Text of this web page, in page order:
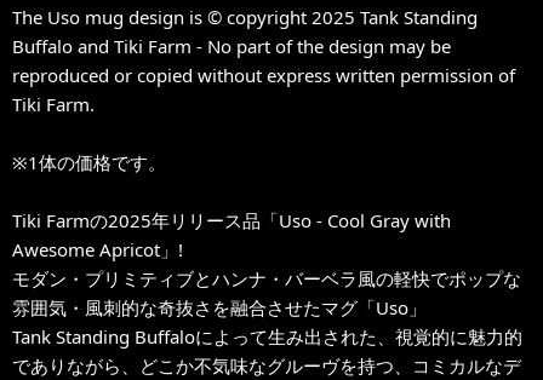
The Uso mug design is © copyright 2025 Tank Standing
Buffalo and Tiki Farm - No part of the design may be
reproduced or copied without express written permission of
Tiki Farm.
※1体の価格です。
Tiki Farmの2025年リリース品「Uso - Cool Gray with
Awesome Apricot」!
モダン・プリミティブとハンナ・バーベラ風の軽快でポップな
雰囲気・風刺的な奇抜さを融合させたマグ「Uso」
Tank Standing Buffaloによって生み出された、視覚的に魅力的
でありながら、どこか不気味なグルーヴを持つ、コミカルなデ